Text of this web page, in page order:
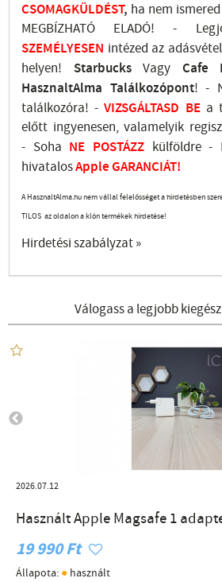
CSOMAGKÜLDÉST, ha nem
MEGBÍZHATÓ ELADÓ! -
SZEMÉLYESEN intézed az
helyen! StarbucksVagy Cafe
HasznaltAlma Találkozópont! -
találkozóra! - VIZSGÁLTASD BEa
előtt ingyenesen, valamelyik
- Soha NE POSTÁZZ külföldre-
hivatalosApple GARANCIÁT!
A HasznaltAlma.hu nem vállal felelősséget a hirdetésben
TILOS az oldalon a klón termékek hirdetése!
Hirdetési szabályzat »
Válogass a legjobb
2026.07.12
Használt Apple Magsafe 1
19 990 Ft
Állapota: ● használt